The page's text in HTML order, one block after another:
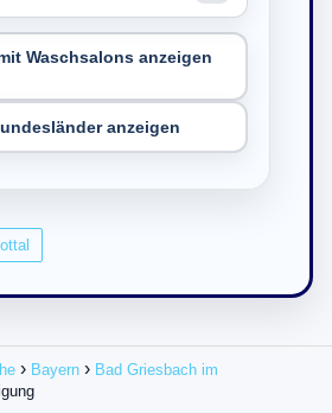
Waschsalons anzeigen
anzeigen
Bayern
Bad Griesbach im